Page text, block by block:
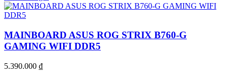
MAINBOARD ASUS ROG STRIX B760-G
GAMING WIFI DDR5
5.390.000 ₫